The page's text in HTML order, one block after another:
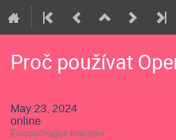
Proč používat
May 23, 2024
online
Europe/Prague timezone